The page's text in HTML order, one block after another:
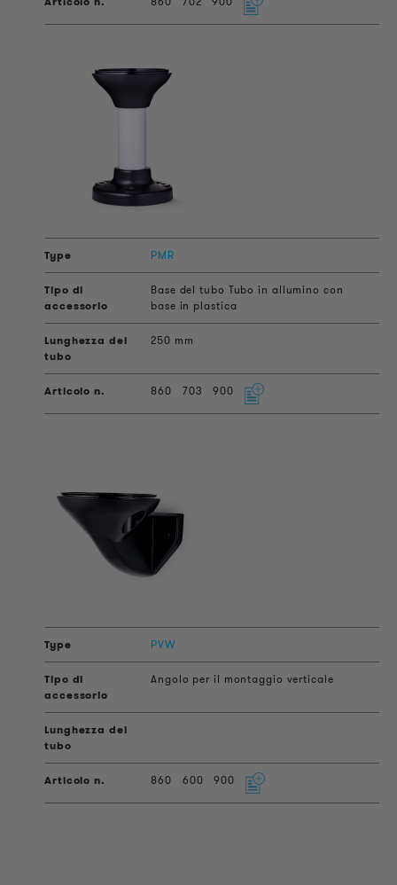
PMR
Base del tubo Tubo in allumino con
base in plastica
250 mm
860 703 900
PVW
Angolo per il montaggio verticale
860 600 900